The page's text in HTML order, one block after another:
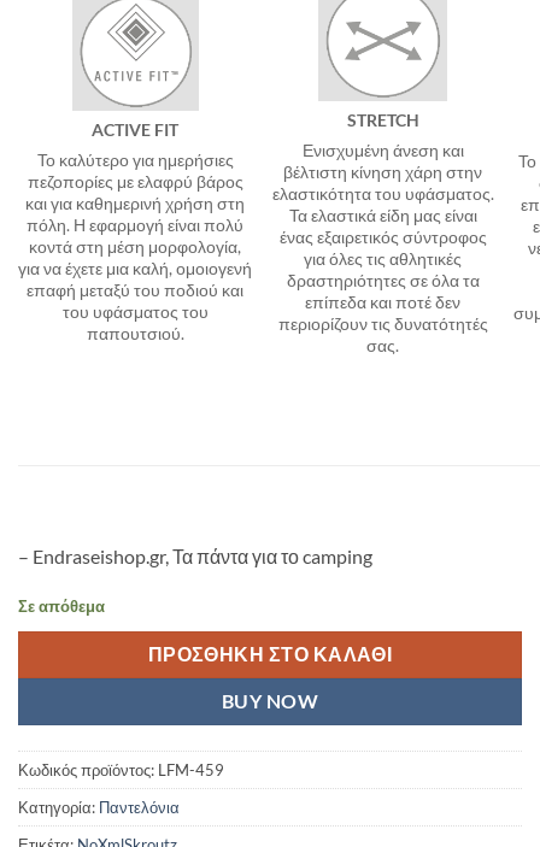
ACTIVE FIT
Το καλύτερο για ημερήσιες
πεζοπορίες με ελαφρύ βάρος
και για καθημερινή χρήση στη
πόλη. Η εφαρμογή είναι πολύ
κοντά στη μέση μορφολογία,
για να έχετε μια καλή, ομοιογενή
επαφή μεταξύ του ποδιού και
του υφάσματος του
παπουτσιού.
STRETCH
Ενισχυμένη άνεση και
βέλτιστη κίνηση χάρη στην
ελαστικότητα του υφάσματος.
Τα ελαστικά είδη μας είναι
ένας εξαιρετικός σύντροφος
για όλες τις αθλητικές
δραστηριότητες σε όλα τα
επίπεδα και ποτέ δεν
περιορίζουν τις δυνατότητές
σας.
Το
– Endraseishop.gr, Τα πάντα για το camping
Σε απόθεμα
ΠΡΟΣΘΉΚΗ ΣΤΟ ΚΑΛΆΘΙ
BUY NOW
Κωδικός προϊόντος: LFM-459
Κατηγορία: Παντελόνια